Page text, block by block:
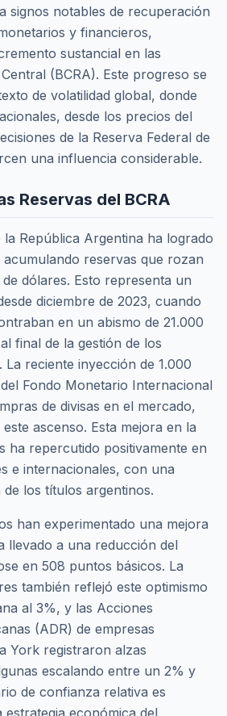
signos notables de recuperación
y financieros,
sustancial en las
(BCRA). Este progreso se
de volatilidad global, donde
desde los precios del
de la Reserva Federal de
una influencia considerable.
Reservas del BCRA
la República Argentina ha logrado
reservas que rozan
dólares. Esto representa un
diciembre de 2023, cuando
en un abismo de 21.000
final de la gestión de los
La reciente inyección de 1.000
Fondo Monetario Internacional
de divisas en el mercado,
ascenso. Esta mejora en la
ha repercutido positivamente en
e internacionales, con una
los títulos argentinos.
han experimentado una mejora
llevado a una reducción del
en 508 puntos básicos. La
también reflejó este optimismo
al 3%, y las Acciones
(ADR) de empresas
York registraron alzas
escalando entre un 2% y
de confianza relativa es
económica del